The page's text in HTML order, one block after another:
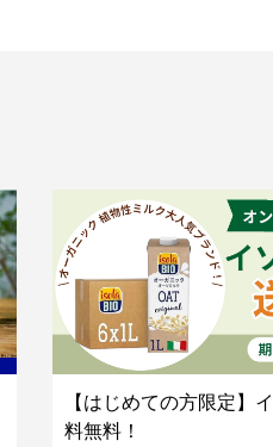
【はじめての方限定】
料無料！